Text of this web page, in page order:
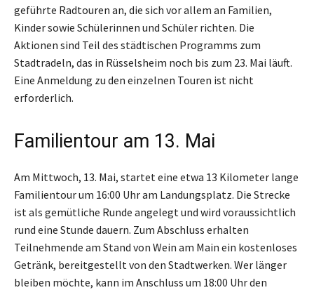
geführte Radtouren an, die sich vor allem an Familien,
Kinder sowie Schülerinnen und Schüler richten. Die
Aktionen sind Teil des städtischen Programms zum
Stadtradeln, das in Rüsselsheim noch bis zum 23. Mai läuft.
Eine Anmeldung zu den einzelnen Touren ist nicht
erforderlich.
Familientour am 13. Mai
Am Mittwoch, 13. Mai, startet eine etwa 13 Kilometer lange
Familientour um 16:00 Uhr am Landungsplatz. Die Strecke
ist als gemütliche Runde angelegt und wird voraussichtlich
rund eine Stunde dauern. Zum Abschluss erhalten
Teilnehmende am Stand von Wein am Main ein kostenloses
Getränk, bereitgestellt von den Stadtwerken. Wer länger
bleiben möchte, kann im Anschluss um 18:00 Uhr den